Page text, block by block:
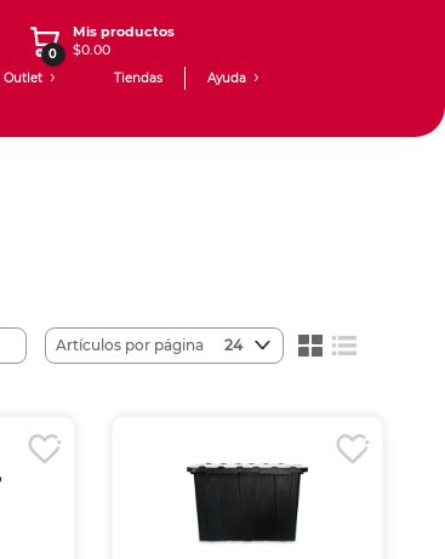
0
Mis productos
$0.00
Outlet Tiendas Ayuda
Artículos por página 24